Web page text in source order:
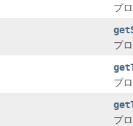
プ
プ
プ
プ